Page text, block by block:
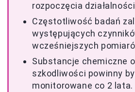
rozpoczęcia
Częstotliwość badań
występujących
wcześniejszych
Substancje chemiczne
szkodliwości powinny
monitorowane co 2 lata.